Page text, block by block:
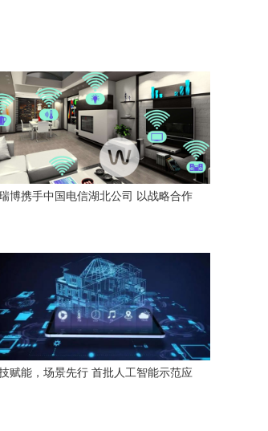
博携手中国电信湖北公司 以战略合作
赋能，场景先行 首批人工智能示范应